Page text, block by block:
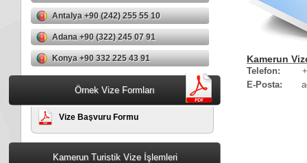
Antalya +90 (242) 255 55 10
Adana +90 (322) 245 07 91
Konya +90 332 225 43 91
Örnek Vize Formları
Vize Başvuru Formu
Kamerun Turistik Vize İşlemleri
Kamerun
Telefon:
E-Posta: